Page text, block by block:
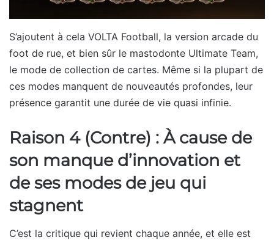
S’ajoutent à cela VOLTA Football, la version arcade du
foot de rue, et bien sûr le mastodonte Ultimate Team,
le mode de collection de cartes. Même si la plupart de
ces modes manquent de nouveautés profondes, leur
présence garantit une durée de vie quasi infinie.
Raison 4 (Contre) : À cause de
son manque d’innovation et
de ses modes de jeu qui
stagnent
C’est la critique qui revient chaque année, et elle est